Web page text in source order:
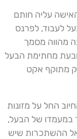
עליה חותם
לעבוד, לפרנס
מהווה מסמך
מחתימת הבעל
מתוקף אקט
החל על מזונות
במעמדו של הבעל,
ההשתכרות שיש